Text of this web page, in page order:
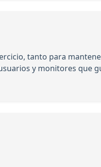
tanto para
y monitores que